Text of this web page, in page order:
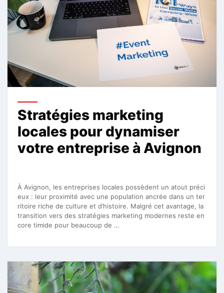
Stratégies marketing
locales pour dynamiser
votre entreprise à Avignon
À Avignon, les entreprises locales possèdent un atout préci
eux : leur proximité avec une population ancrée dans un ter
ritoire riche de culture et d’histoire. Malgré cet avantage, la
transition vers des stratégies marketing modernes reste en
core timide pour beaucoup de …